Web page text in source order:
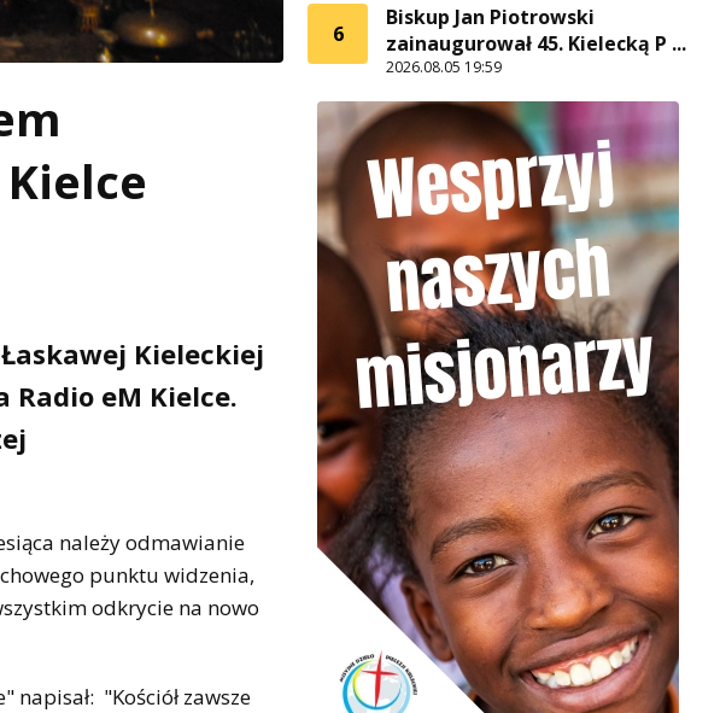
Kieleckiej
eM Kielce.
należy odmawianie
punktu widzenia,
odkrycie na nowo
napisał: "Kościół zawsze
6
Biskup Jan Piotrowski
zainaugurował 45. Kielecką P ...
2026.08.05 19:59